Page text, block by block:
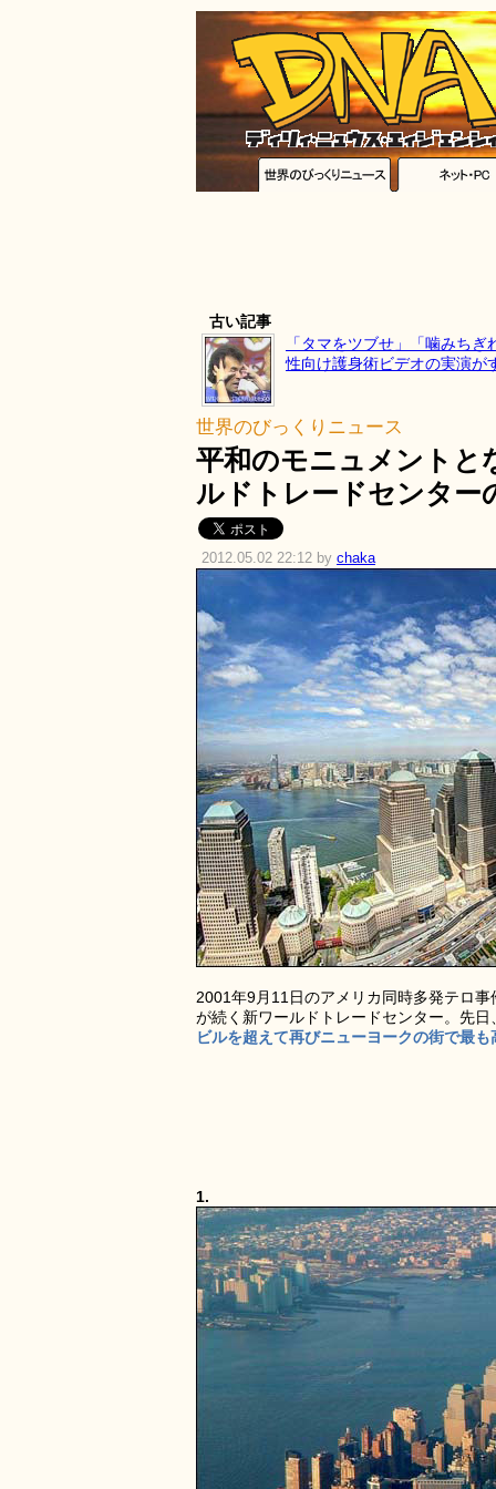
古い記事
「タマをツブせ」「噛みちぎ
性向け護身術ビデオの実演が
世界のびっくりニュース
平和のモニュメントと
ルドトレードセンター
2012.05.02 22:12 by chaka
2001年9月11日のアメリカ同時多発テロ
が続く新ワールドトレードセンター。先
ビルを超えて再びニューヨークの街で最
1.